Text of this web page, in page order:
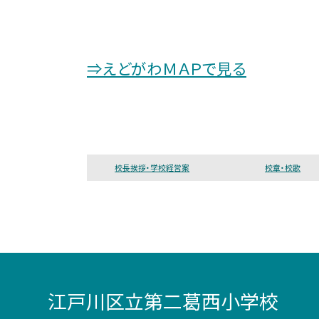
⇒えどがわＭＡＰで見る
校長挨拶・学校経営案 校章・校歌
江戸川区立第二葛西小学校